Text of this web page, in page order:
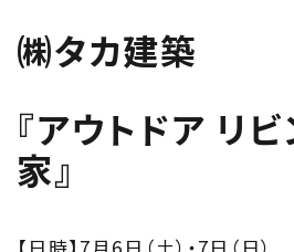
About
Concept
㈱タカ建築
『アウトドア リ
家』